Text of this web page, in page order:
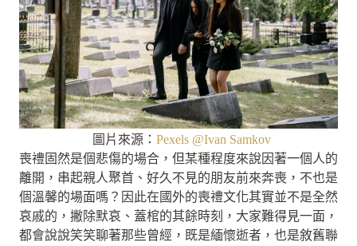
圖片來源： Pexels @Ivan Samkov
喪禮固然是個悲傷的場合，但某種程度來說因著一個人的
離開，串起親人聚首、好久不見的朋友前來奔喪，不也是
個溫馨的場面嗎？因此在國外的喪禮文化其實並不是全然
哀戚的，撇除默哀、蓋棺的其餘時刻，大家難得見一面，
都會說說笑笑聊著那些曾經，既是緬懷逝者，也是敘舊聯